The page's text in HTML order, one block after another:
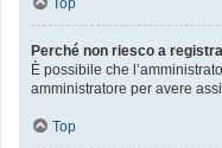
Top
Perché non riesco a
È possibile che
amministratore per avere
Top